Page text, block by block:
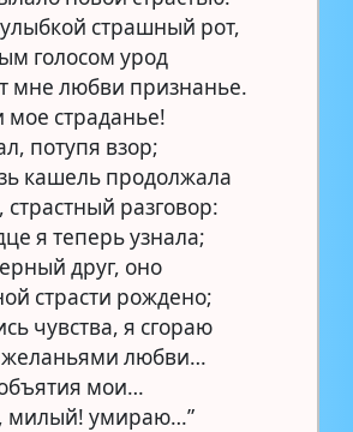
страшный рот,
голосом урод
мне любви признанье.
мое страданье!
потупя взор;
кашель продолжала
разговор:
я теперь узнала;
друг, оно
страсти рождено;
чувства, я сгораю
любви…
мои…
милый! умираю…”